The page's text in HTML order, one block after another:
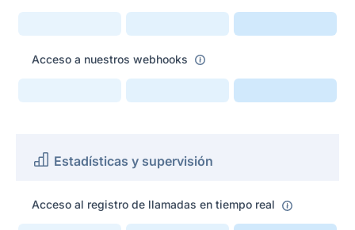
Acceso a nuestros webhooks
Estadísticas y supervisión
Acceso al registro de llamadas en tiempo real